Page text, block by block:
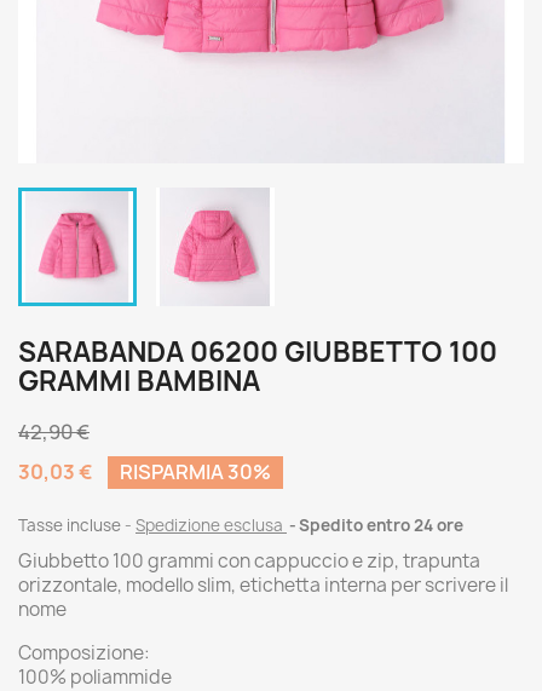
SARABANDA 06200 GIUBBETTO 100
GRAMMI BAMBINA
42,90 €
30,03 €
RISPARMIA 30%
Tasse incluse Spedizione esclusa Spedito entro 24 ore
Giubbetto 100 grammi con cappuccio e zip, trapunta
orizzontale, modello slim, etichetta interna per scrivere il
nome
Composizione:
100% poliammide